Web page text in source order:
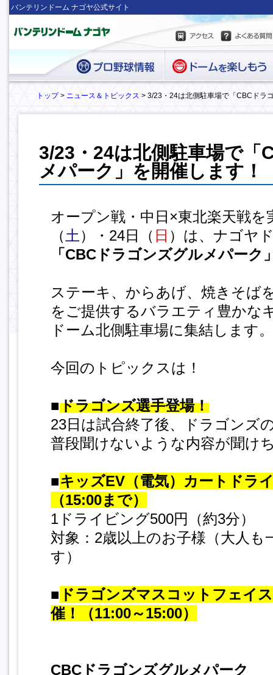
バンテリンドーム ナゴヤ公式サイト
トップ> ニュース＆トピックス > 3/23・24は北側駐車場で「CBCドラ
3/23・24は北側駐車場で「
メパーク」を開催します！
オープン戦・中日×東北楽天戦を
（土 ）・24日（ 日 ）は、ナゴヤ
「 CBCドラゴンズグルメパーク
ステーキ、からあげ、焼きそば
をご提供するバラエティ豊かな
ドーム北側駐車場に集結します。
今回のトピックスは！
■ドラゴンズ選手登場！
23日は試合終了後、ドラゴンズ
普段聞けないような内容が聞け
■キッズEV（電気）カートドラ
（15:00まで）
1ドライビング500円（約3分）
対象：2歳以上のお子様（大人
す）
■ ドラゴンズマスコットフェイ
催！（11:00～15:00）
CBCドラゴンズグルメパーク